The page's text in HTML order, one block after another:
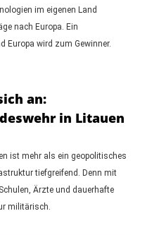
im eigenen Land
nach Europa. Ein
Europa wird zum Gewinner.
an:
in Litauen
ist mehr als ein geopolitisches
tiefgreifend. Denn mit
Ärzte und dauerhafte
militärisch.